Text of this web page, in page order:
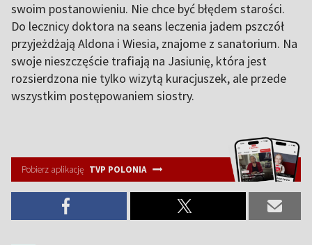
swoim postanowieniu. Nie chce być błędem starości.
Do lecznicy doktora na seans leczenia jadem pszczół
przyjeżdżają Aldona i Wiesia, znajome z sanatorium. Na
swoje nieszczęście trafiają na Jasiunię, która jest
rozsierdzona nie tylko wizytą kuracjuszek, ale przede
wszystkim postępowaniem siostry.
Pobierz aplikację TVP POLONIA